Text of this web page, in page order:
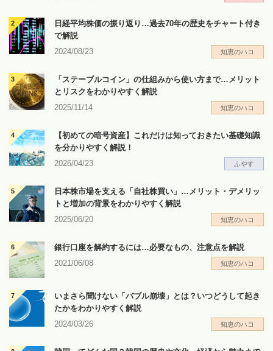
日経平均株価の振り返り…過去70年の歴史をチャート付き
で解説
2024/08/23
知恵のハコ
「ステーブルコイン」の仕組みから使い方まで…メリット
とリスクをわかりやすく解説
2025/11/14
知恵のハコ
【初めての暗号資産】これだけは知っておきたい基礎知識
を分かりやすく解説！
2026/04/23
ふやす
日本株市場を支える「自社株買い」…メリット・デメリッ
トと増加の背景をわかりやすく解説
2025/06/20
知恵のハコ
銀行口座を解約するには…必要なもの、注意点を解説
2021/06/08
知恵のハコ
いまさら聞けない「バブル崩壊」とは？いつどうして起き
たかをわかりやすく解説
2024/03/26
知恵のハコ